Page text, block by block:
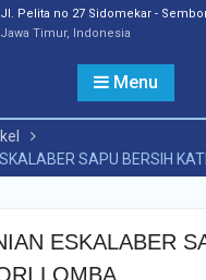
Jl. Pelita no 27 Sidomekar -
Jawa Timur, Indonesia
Menu
SAPU BERSIH
ESKALABER
LOMBA